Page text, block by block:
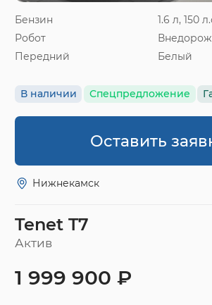
Бензин
1.6 л, 150
Робот
Передний
Белый
В наличии Спецпредложение
Оставить
Нижнекамск
Tenet T7
Актив
1 999 900 ₽